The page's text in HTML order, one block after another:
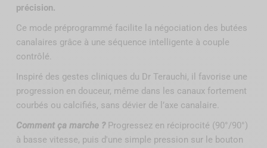
précision.
Ce mode préprogrammé facilite la négociation des butées
canalaires grâce à une séquence intelligente à couple
contrôlé.
Inspiré des gestes cliniques du Dr Terauchi, il favorise une
progression en douceur, même dans les canaux fortement
courbés ou calcifiés, sans dévier de l’axe canalaire.
Comment ça marche ? Progressez en réciprocité (90°/90°)
à basse vitesse, puis d'une simple pression sur le bouton